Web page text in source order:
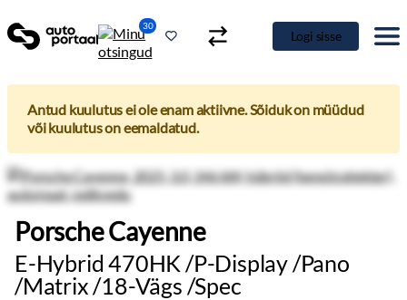
30
Logi sisse
Antud kuulutus ei ole enam aktiivne. Sõiduk on müüdud
või kuulutus on eemaldatud.
Porsche Cayenne
E-Hybrid 470HK /P-Display /Pano
/Matrix /18-Vägs /Spec